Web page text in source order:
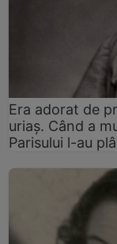
Era adorat de
uriaș. Când a
Parisului l-au